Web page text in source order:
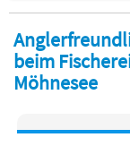
beim
Möhnesee